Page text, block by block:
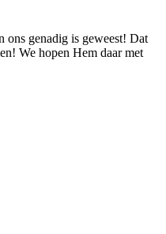
ons genadig is geweest! Dat
We hopen Hem daar met